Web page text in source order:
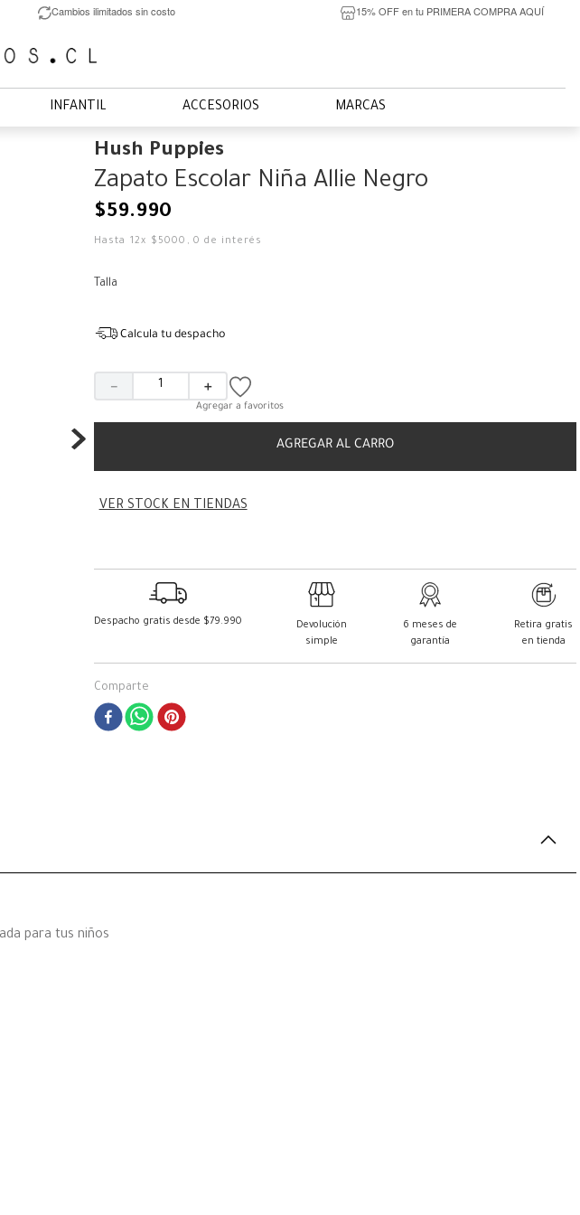
Cambios ilimitados sin costo 15% OFF en tu PRIMERA COMPRA AQUÍ
INFANTIL ACCESORIOS MARCAS
Hush Puppies
Zapato Escolar Niña Allie Negro
$59.990
Hasta 12x $ 5000 ,0 de interés
Talla
Calcula tu despacho
＋
－
AGREGAR AL CARRO
VER STOCK EN TIENDAS
Despacho gratis desde $79.990
Devolución
simple
6 meses de
garantía
Retira gratis
en tienda
Comparte
para tus niños